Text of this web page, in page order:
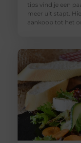
tips vind je een
meer uit stapt.
aankoop tot het